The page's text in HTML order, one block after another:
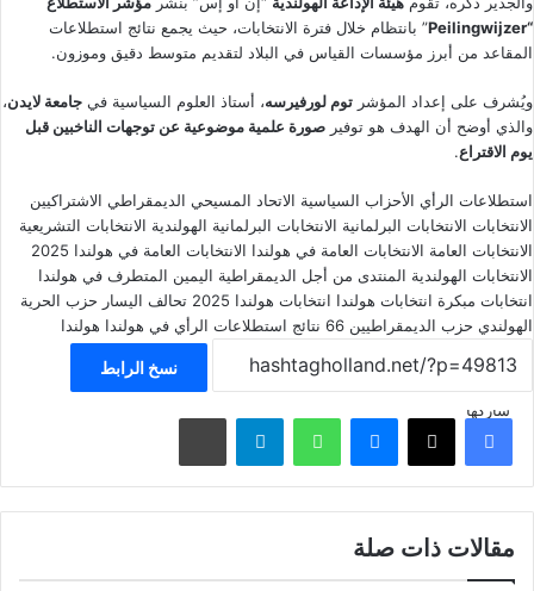
“Peilingwijzer
” بانتظام خلال فترة الانتخابات، حيث يجمع نتائج استطلاعات
المقاعد من أبرز مؤسسات القياس في البلاد لتقديم متوسط دقيق وموزون.
ويُشرف على إعداد المؤشر توم لورفيرسه، أستاذ العلوم السياسية في جامعة لايدن،
والذي أوضح أن الهدف هو توفير صورة علمية موضوعية عن توجهات الناخبين قبل
يوم الاقتراع.
استطلاعات الرأي الأحزاب السياسية الاتحاد المسيحي الديمقراطي الاشتراكيين
الانتخابات الانتخابات البرلمانية الانتخابات البرلمانية الهولندية الانتخابات التشريعية
الانتخابات العامة الانتخابات العامة في هولندا الانتخابات العامة في هولندا 2025
الانتخابات الهولندية المنتدى من أجل الديمقراطية اليمين المتطرف في هولندا
انتخابات مبكرة انتخابات هولندا انتخابات هولندا 2025 تحالف اليسار حزب الحرية
الهولندي حزب الديمقراطيين 66 نتائج استطلاعات الرأي في هولندا هولندا
نسخ الرابط
شاركهافيسبوك ‫X ماسنجر واتساب تيلقرام مشاركة عبر البريد
مقالات ذات صلة